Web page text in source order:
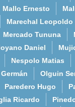
Mallo Ernesto
Marechal Leopoldo
Mercado Tununa
Daniel
Nespolo Matias
Olguin
Paredero Hugo
Ricardo